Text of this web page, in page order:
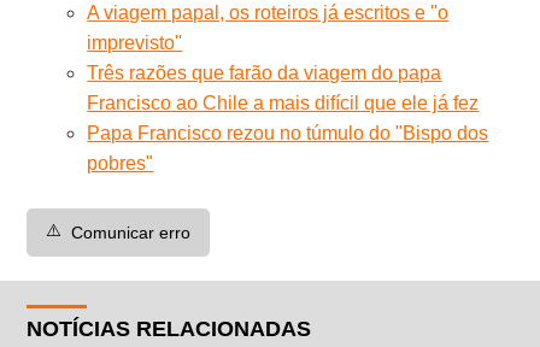
A viagem papal, os roteiros já escritos e ''o
imprevisto''
Três razões que farão da viagem do papa
Francisco ao Chile a mais difícil que ele já fez
Papa Francisco rezou no túmulo do "Bispo dos
pobres"
⚠️ Comunicar erro
NOTÍCIAS RELACIONADAS